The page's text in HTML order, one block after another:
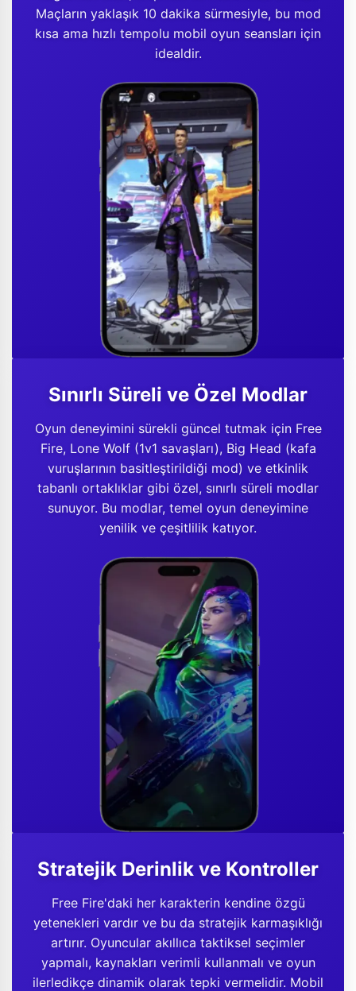
Maçların yaklaşık 10 dakika sürmesiyle, bu mod
kısa ama hızlı tempolu mobil oyun seansları için
idealdir.
Sınırlı Süreli ve Özel Modlar
Oyun deneyimini sürekli güncel tutmak için Free
Fire, Lone Wolf (1v1 savaşları), Big Head (kafa
vuruşlarının basitleştirildiği mod) ve etkinlik
tabanlı ortaklıklar gibi özel, sınırlı süreli modlar
sunuyor. Bu modlar, temel oyun deneyimine
yenilik ve çeşitlilik katıyor.
Stratejik Derinlik ve Kontroller
Free Fire'daki her karakterin kendine özgü
yetenekleri vardır ve bu da stratejik karmaşıklığı
artırır. Oyuncular akıllıca taktiksel seçimler
yapmalı, kaynakları verimli kullanmalı ve oyun
ilerledikçe dinamik olarak tepki vermelidir. Mobil